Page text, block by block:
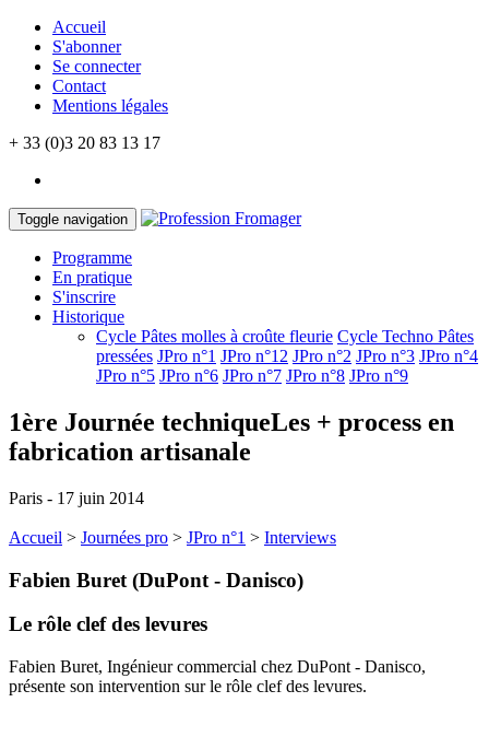
Accueil
S'abonner
Se connecter
Contact
Mentions légales
+ 33 (0)3 20 83 13 17
Toggle navigation
Programme
En pratique
S'inscrire
Historique
Cycle Pâtes molles à croûte fleurie Cycle Techno Pâtes
pressées JPro n°1 JPro n°12 JPro n°2 JPro n°3 JPro n°4
JPro n°5 JPro n°6 JPro n°7 JPro n°8 JPro n°9
1ère Journée techniqueLes + process en
fabrication artisanale
Paris - 17 juin 2014
Accueil > Journées pro > JPro n°1 > Interviews
Fabien Buret (DuPont - Danisco)
Le rôle clef des levures
Fabien Buret, Ingénieur commercial chez DuPont - Danisco,
présente son intervention sur le rôle clef des levures.